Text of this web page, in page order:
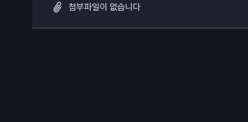
첨부파일이 없습니다